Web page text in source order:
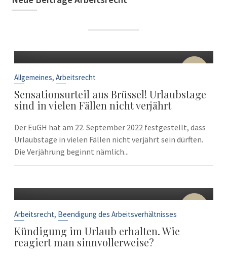
22
Allgemeines, Arbeitsrecht
Sensationsurteil aus Brüssel! Urlaubstage
sind in vielen Fällen nicht verjährt
Der EuGH hat am 22. September 2022 festgestellt, dass
Urlaubstage in vielen Fällen nicht verjährt sein dürften.
Die Verjährung beginnt nämlich...
10
Arbeitsrecht, Beendigung des Arbeitsverhältnisses
Kündigung im Urlaub erhalten. Wie
reagiert man sinnvollerweise?